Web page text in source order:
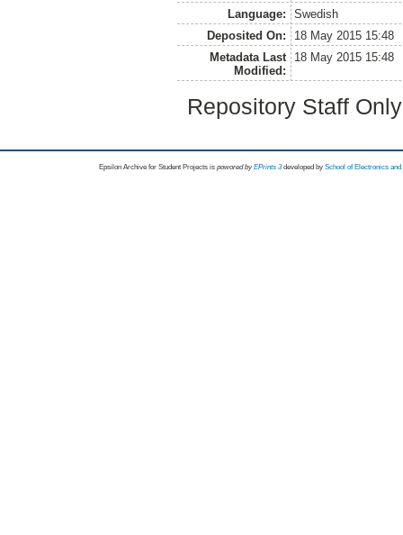
Language:
Swedish
Deposited On:
18 May 2015 15:48
Metadata Last
Modified:
18 May 2015 15:48
Repository Staff
Epsilon Archive for Student Projects is powored byEPrints 3 developed by School of Electronics